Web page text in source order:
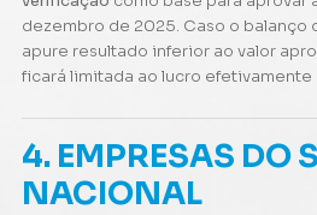
dezembro de 2025. Caso o balanço
apure resultado inferior ao valor
ficará limitada ao lucro efetivamente
4. EMPRESAS DO
NACIONAL